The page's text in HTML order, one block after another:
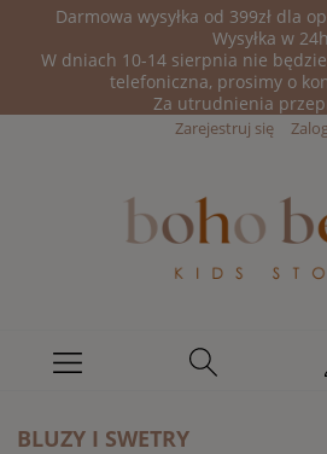
Darmowa wysyłka od 399zł dla
Wysyłka w 24h
W dniach 10-14 sierpnia nie
telefoniczna, prosimy o
Za utrudnienia
Zarejestruj się
BLUZY I SWETRY